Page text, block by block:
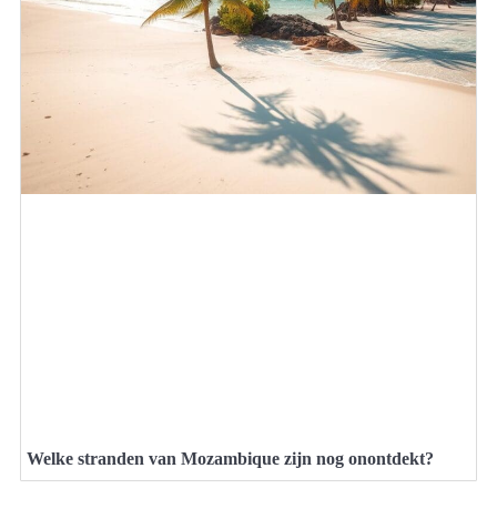
Welke stranden van Mozambique zijn nog onontdekt?